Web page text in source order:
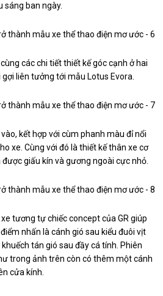
sáng ban ngày.
các chi tiết thiết kế góc cạnh ở hai
gợi liên tưởng tới mẫu Lotus Evora.
kết hợp với cùm phanh màu đỉ nổi
xe. Cùng với đó là thiết kế thân xe cơ
giấu kín và gương ngoài cực nhỏ.
tương tự chiếc concept của GR giúp
nhấn là cánh gió sau kiểu đuôi vịt
tán gió sau đầy cá tính. Phiên
trong ảnh trên còn có thêm một cánh
cửa kính.